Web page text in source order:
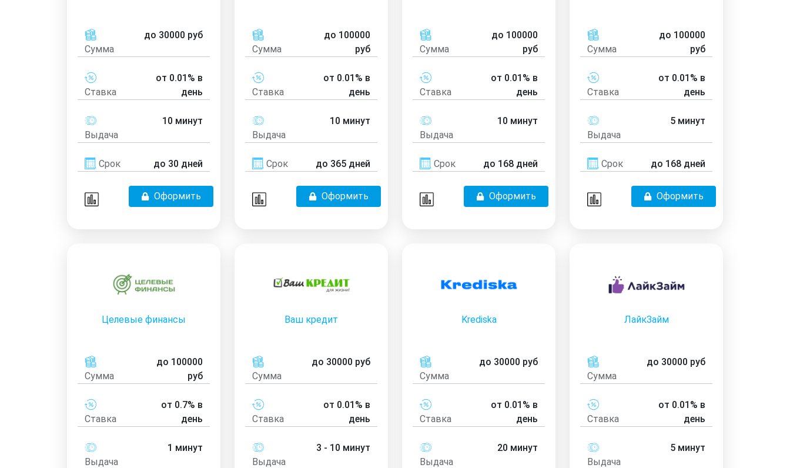
Сумма
до 30000 руб
Ставка
от 0.01% в
день
Выдача
10 минут
Срок до 30 дней
Оформить
Сумма
до 100000
руб
Ставка
от 0.01% в
день
Выдача
10 минут
Срок до 365 дней
Оформить
Сумма
до 100000
руб
Ставка
от 0.01% в
день
Выдача
10 минут
Срок до 168 дней
Оформить
Сумма
до 100000
руб
Ставка
от 0.01% в
день
Выдача
5 минут
Срок до 168 дней
Оформить
Целевые финансы
Сумма
до 100000
руб
Ставка
от 0.7% в
день
Выдача
1 минут
Ваш кредит
Сумма
до 30000 руб
Ставка
от 0.01% в
день
Выдача
3 - 10 минут
Krediska
Сумма
до 30000 руб
Ставка
от 0.01% в
день
Выдача
20 минут
ЛайкЗайм
Сумма
до 30000 руб
Ставка
от 0.01% в
день
Выдача
5 минут